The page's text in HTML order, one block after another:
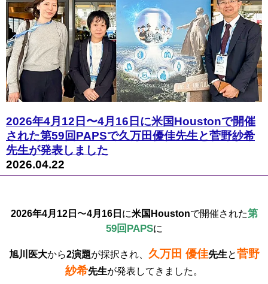
2026年4月12日〜4月16日に米国Houstonで開催
された第59回PAPSで久万田優佳先生と菅野紗希
先生が発表しました
2026.04.22
2026年4月12日 〜4月16日 に米国Houstonで開催された第
59回PAPSに
旭川医大から2演題が採択され、 久万田 優佳先生と菅野
紗希先生が発表してきました。